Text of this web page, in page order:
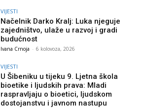
VIJESTI
Načelnik Darko Kralj: Luka njeguje
zajedništvo, ulaže u razvoj i gradi
budućnost
Ivana Crnoja - 6 kolovoza, 2026
VIJESTI
U Šibeniku u tijeku 9. Ljetna škola
bioetike i ljudskih prava: Mladi
raspravljaju o bioetici, ljudskom
dostojanstvu i javnom nastupu